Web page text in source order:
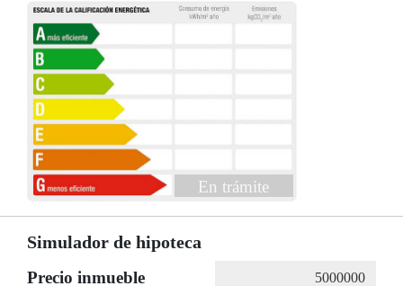
En trámite
Simulador de hipoteca
Precio inmueble